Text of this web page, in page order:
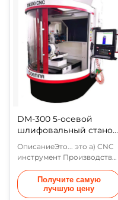
и оси подачи заготовки
(ось Y).Ось подачи
заготовки (ось Y) оснащена
линейной шкалой для
обратной связи позиции в
замкнутом ц...
DM-300 5-осевой
шлифовальный станок
с ЧПУ для метчиков,
сверл, фрез
ОписаниеЭто... это а) CNC
инструмент Производство
машины Развитое для
полный шлифование
инструменты. В машины
Получите самую
лучшую цену